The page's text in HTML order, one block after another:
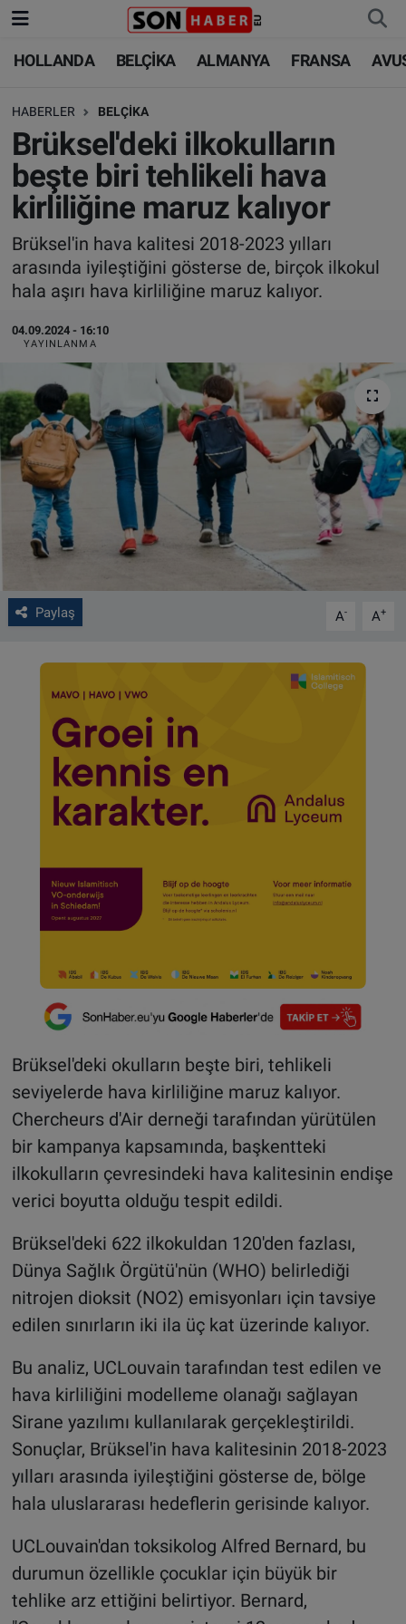
HOLLANDA BELÇİKA ALMANYA FRANSA
HABERLER BELÇİKA
Brüksel'deki ilkokulların
beşte biri tehlikeli hava
kirliliğine maruz kalıyor
Brüksel'in hava kalitesi 2018-2023 yılları
arasında iyileştiğini gösterse de, birçok ilkokul
hala aşırı hava kirliliğine maruz kalıyor.
04.09.2024 - 16:10
YAYINLANMA
Paylaş A- A+
Brüksel'deki okulların beşte biri, tehlikeli
seviyelerde hava kirliliğine maruz kalıyor.
Chercheurs d'Air derneği tarafından yürütülen
bir kampanya kapsamında, başkentteki
ilkokulların çevresindeki hava kalitesinin endişe
verici boyutta olduğu tespit edildi.
Brüksel'deki 622 ilkokuldan 120'den fazlası,
Dünya Sağlık Örgütü'nün (WHO) belirlediği
nitrojen dioksit (NO2) emisyonları için tavsiye
edilen sınırların iki ila üç kat üzerinde kalıyor.
Bu analiz, UCLouvain tarafından test edilen ve
hava kirliliğini modelleme olanağı sağlayan
Sirane yazılımı kullanılarak gerçekleştirildi.
Sonuçlar, Brüksel'in hava kalitesinin 2018-2023
yılları arasında iyileştiğini gösterse de, bölge
hala uluslararası hedeflerin gerisinde kalıyor.
UCLouvain'dan toksikolog Alfred Bernard, bu
durumun özellikle çocuklar için büyük bir
tehlike arz ettiğini belirtiyor. Bernard,
HOLLANDA
BELÇİKA
ALMANYA
FRANSA
AVUSTURYA
SAĞLIK - YAŞAM
BİLİM-TEKNOLOJİ
HOLLANDA
BELÇİKA
ALMANYA
TÜRKİYE
DÜNYA
BİLİM-TEKNOLOJİ
SAĞLIK
FOTO GALERİ
VIDEO GALERİ
ALGEMENE VOORWAARDEN
CONTACT
Nöbetçi Eczaneler
Hava Durumu
Trafik Durumu
Süper Lig Puan Durumu ve Fikstür
Tüm Manşetler
Son Dakika Haberleri
Haber Arşivi